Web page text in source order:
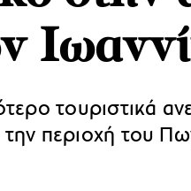
τουριστικά
περιοχή του